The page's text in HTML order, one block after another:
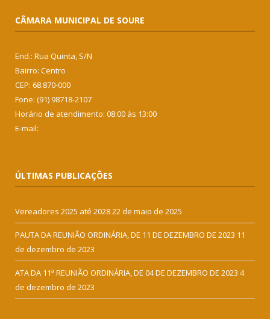
CÂMARA MUNICIPAL DE SOURE
End.: Rua Quinta, S/N
Bairro: Centro
CEP: 68.870-000
Fone: (91) 98718-2107
Horário de atendimento: 08:00 às 13:00
E-mail:
ÚLTIMAS PUBLICAÇÕES
Vereadores 2025 até 202822 de maio de 2025
PAUTA DA REUNIÃO ORDINÁRIA, DE 11 DE DEZEMBRO DE 2023 11
de dezembro de 2023
ATA DA 11ª REUNIÃO ORDINÁRIA, DE 04 DE DEZEMBRO DE 2023 4
de dezembro de 2023